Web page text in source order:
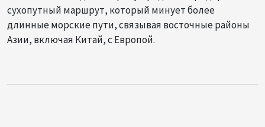
сухопутный маршрут, который минует более
длинные морские пути, связывая восточные районы
Азии, включая Китай, с Европой.